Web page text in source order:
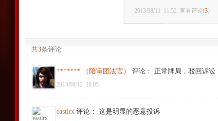
2013/08/11 11:52 查看评论(3)
共3条评论
******* （陪审团法官） 评论 ： 正常牌局，驳回诉讼
2013/08/12 10:05
eastlrx 评论 ： 这是明显的恶意投诉